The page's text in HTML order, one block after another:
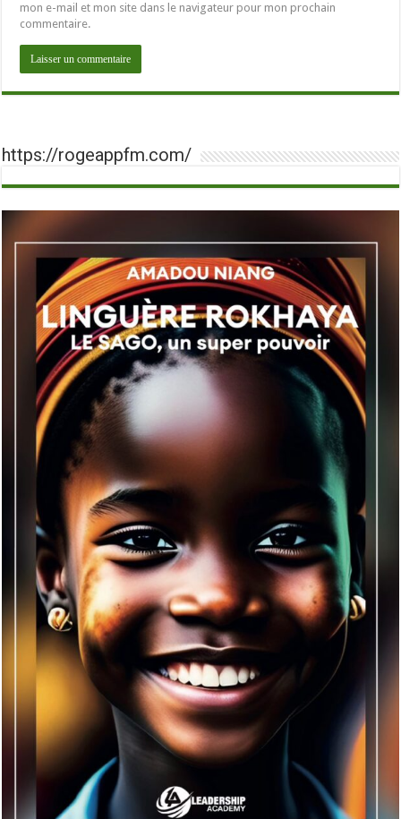
mon e-mail et mon site dans le navigateur pour mon prochain
commentaire.
https://rogeappfm.com/